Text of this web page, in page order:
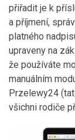
přiřadit je k
a příjmení,
platného
upraveny na
že používáte
manuálním
Przelewy24
všichni rodiče